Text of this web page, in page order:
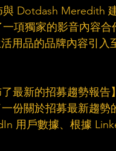
與 Dotdash Meredith
一項獨家的影音內容
用品的品牌內容引入
最新的招募趨勢報告】
份關於招募最新趨
用戶數據、根據